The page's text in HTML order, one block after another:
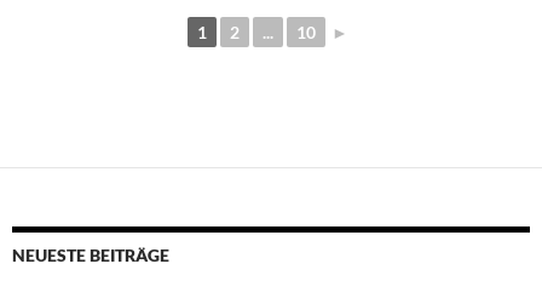
1 2 ... 10 ►
NEUESTE BEITRÄGE